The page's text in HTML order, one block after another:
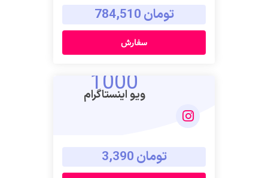
تومان 784,510
سفارش
1000
ویو اینستاگرام
تومان 3,390